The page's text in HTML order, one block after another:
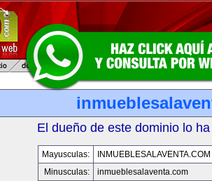
El dueño de este dominio lo
Mayusculas:
INMUEBLESALAVENTA.COM
Minusculas:
inmueblesalaventa.com